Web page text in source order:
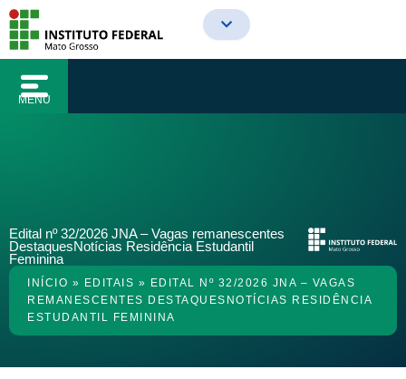
conteúdo
para
conteúdo
MENU
Edital nº 32/2026 JNA – Vagas remanescentes
DestaquesNotícias Residência Estudantil
Feminina
INÍCIO » EDITAIS » EDITAL Nº 32/2026 JNA – VAGAS
REMANESCENTES DESTAQUESNOTÍCIAS RESIDÊNCIA
ESTUDANTIL FEMININA